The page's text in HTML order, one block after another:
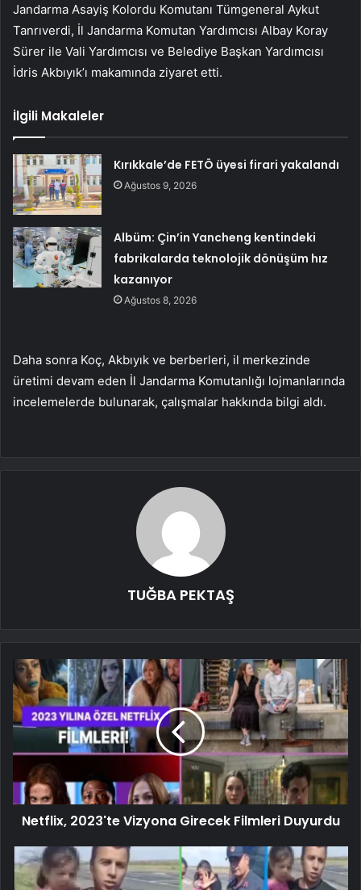
Jandarma Asayiş Kolordu Komutanı Tümgeneral Aykut
Tanrıverdi, İl Jandarma Komutan Yardımcısı Albay Koray
Sürer ile Vali Yardımcısı ve Belediye Başkan Yardımcısı
İdris Akbıyık’ı makamında ziyaret etti.
İlgili Makaleler
Kırıkkale’de FETÖ üyesi firari yakalandı
Ağustos 9, 2026
Albüm: Çin’in Yancheng kentindeki
fabrikalarda teknolojik dönüşüm hız
kazanıyor
Ağustos 8, 2026
Daha sonra Koç, Akbıyık ve berberleri, il merkezinde
üretimi devam eden İl Jandarma Komutanlığı lojmanlarında
incelemelerde bulunarak, çalışmalar hakkında bilgi aldı.
TUĞBA PEKTAŞ
Netflix, 2023'te Vizyona Girecek Filmleri Duyurdu